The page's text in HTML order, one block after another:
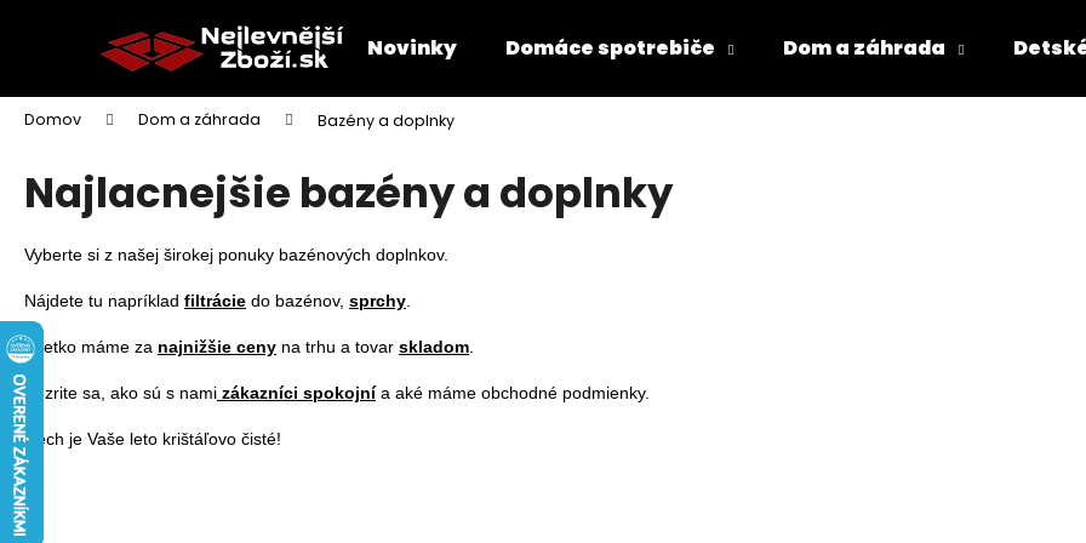
Novinky Domáce spotrebiče Dom a záhrada
Domov Dom a záhrada Bazény a doplnky
Najlacnejšie bazény a doplnky
Vyberte si z našej širokej ponuky bazénových doplnkov.
Nájdete tu napríklad filtrácie do bazénov, sprchy
Všetko máme za najnižšie ceny na trhu a tovar skladom
Pozrite sa, ako sú s nami zákazníci spokojní a aké máme obchodné podmienky.
Nech je Vaše leto krištáľovo čisté!
í
Späť
do
obchodu
Späť
do
obchodu